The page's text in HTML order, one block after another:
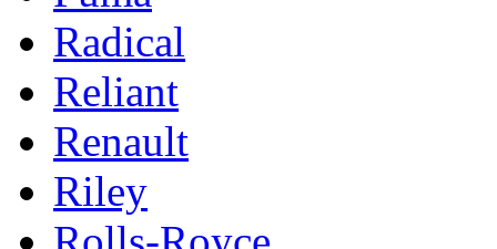
Radical
Reliant
Renault
Riley